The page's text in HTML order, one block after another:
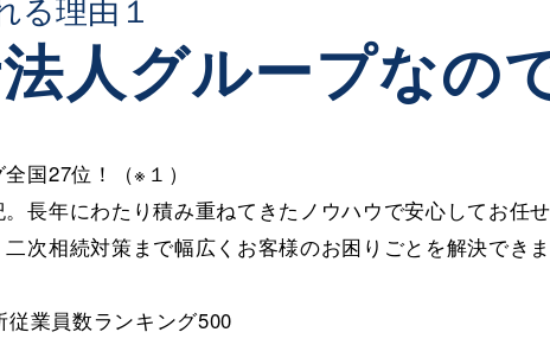
る理由１
人グループなの
国27位！（※１）
長年にわたり積み重ねてきたノウハウで安心してお任せ
次相続対策まで幅広くお客様のお困りごとを解決できま
業員数ランキング500